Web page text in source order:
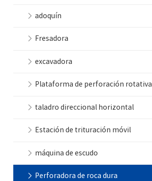
adoquín
Fresadora
excavadora
Plataforma de perforación rotativa
taladro direccional horizontal
Estación de trituración móvil
máquina de escudo
Perforadora de roca dura